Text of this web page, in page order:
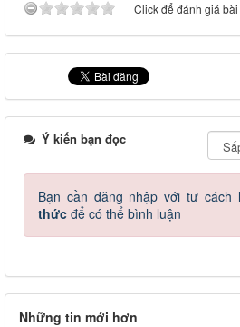
Click để đánh giá
Ý kiến bạn đọc
Bạn cần đăng nhập với tư
thức để có thể bình luận
Những tin mới hơn